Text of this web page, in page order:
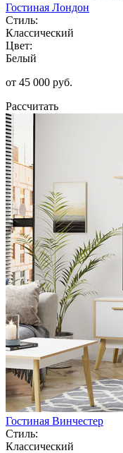
Гостиная Лондон
Стиль:
Классический
Цвет:
Белый
от 45 000 руб.
Рассчитать
Гостиная Винчестер
Стиль:
Классический